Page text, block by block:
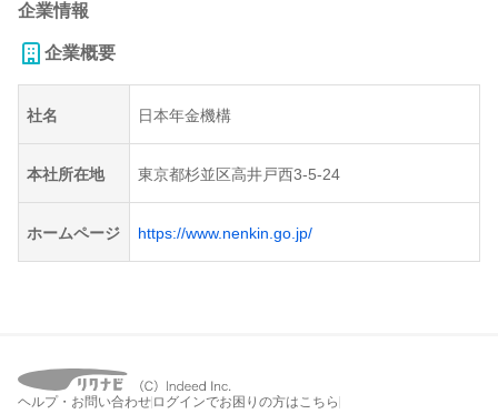
企業情報
企業概要
社名 日本年金機構
本社所在地 東京都杉並区高井戸西3-5-24
ホームページ https://www.nenkin.go.jp/
ヘルプ・お問い合わせ ログインでお困りの方はこちら